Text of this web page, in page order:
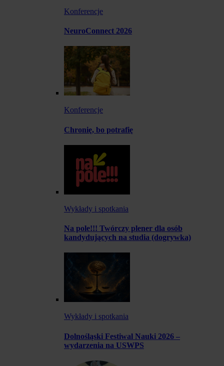
Konferencje
NeuroConnect 2026
Konferencje
Chronię, bo potrafię
Wykłady i spotkania
Na pole!!! Twórczy plener dla osób
kandydujących na studia (dogrywka)
Wykłady i spotkania
Dolnośląski Festiwal Nauki 2026 –
wydarzenia na USWPS